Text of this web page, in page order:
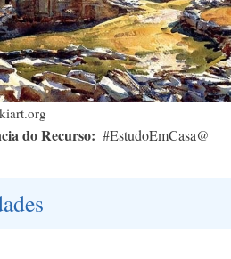
do Recurso #EstudoEmCasa@